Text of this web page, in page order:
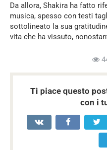
Da allora, Shakira ha fatto
musica, spesso con testi
sottolineato la sua
vita che ha vissuto,
Ti piace questo
con i